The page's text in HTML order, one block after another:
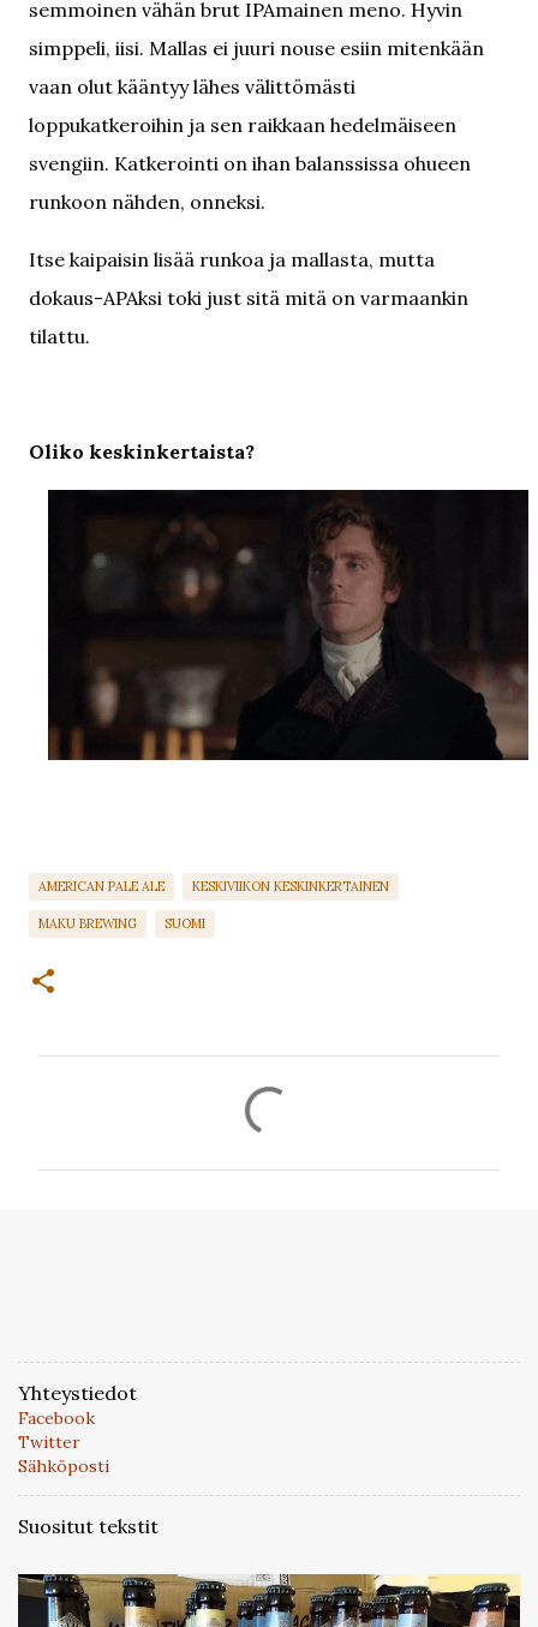
semmoinen vähän brut IPAmainen meno. Hyvin
simppeli, iisi. Mallas ei juuri nouse esiin mitenkään
vaan olut kääntyy lähes välittömästi
loppukatkeroihin ja sen raikkaan hedelmäiseen
svengiin. Katkerointi on ihan balanssissa ohueen
runkoon nähden, onneksi.
Itse kaipaisin lisää runkoa ja mallasta, mutta
dokaus-APAksi toki just sitä mitä on varmaankin
tilattu.
Oliko keskinkertaista?
AMERICAN PALE ALE KESKIVIIKON KESKINKERTAINEN
MAKU BREWING SUOMI
t
Yhteystiedot
Facebook
Twitter
Sähköposti
Suositut tekstit